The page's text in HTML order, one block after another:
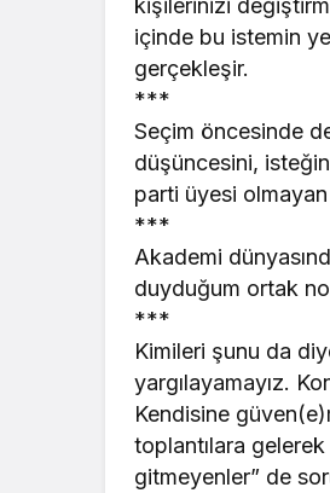
kişilerinizi
içinde bu istemin
gerçekleşir.
***
Seçim öncesinde
düşüncesini,
parti üyesi
***
Akademi
duyduğum ortak
***
Kimileri şunu da
yargılayamayız.
Kendisine
toplantılara
gitmeyenler” de